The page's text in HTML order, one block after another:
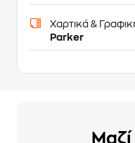
Χαρτικά &
Parker
Μαζί